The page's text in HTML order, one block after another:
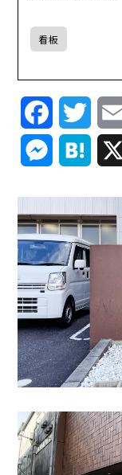
看板
Facebook
Messenger